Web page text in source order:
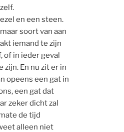
en een steen.
soort van aan
iemand te zijn
of in ieder geval
zijn. En nu zit er in
opeens een gat in
een gat dat
zeker dicht zal
de tijd
alleen niet